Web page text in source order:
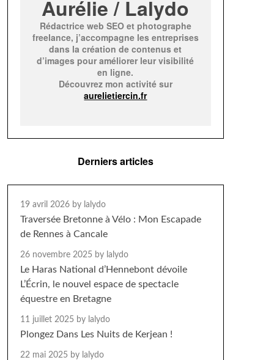
Aurélie / Lalydo
Rédactrice web SEO et photographe
freelance, j’accompagne les entreprises
dans la création de contenus et
d’images pour améliorer leur visibilité
en ligne.
Découvrez mon activité sur
aurelietiercin.fr
Derniers articles
19 avril 2026 by lalydo
Traversée Bretonne à Vélo : Mon Escapade
de Rennes à Cancale
26 novembre 2025 by lalydo
Le Haras National d’Hennebont dévoile
L’Écrin, le nouvel espace de spectacle
équestre en Bretagne
11 juillet 2025 by lalydo
Plongez Dans Les Nuits de Kerjean !
22 mai 2025 by lalydo